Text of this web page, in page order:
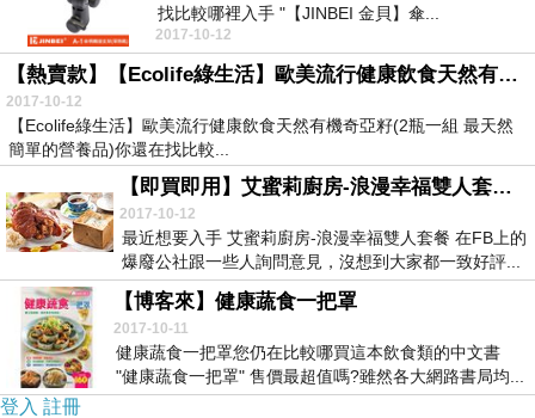
找比較哪裡入手 "【JINBEI 金貝】傘...
2017-10-12
【熱賣款】【Ecolife綠生活】歐美流行健康飲食天然有機奇亞籽(2瓶一組 最天然簡單的營養品)
2017-10-12
【Ecolife綠生活】歐美流行健康飲食天然有機奇亞籽(2瓶一組 最天然
簡單的營養品)你還在找比較...
【即買即用】艾蜜莉廚房-浪漫幸福雙人套餐◎獨家◎
2017-10-12
最近想要入手 艾蜜莉廚房-浪漫幸福雙人套餐 在FB上的
爆廢公社跟一些人詢問意見，沒想到大家都一致好評...
【博客來】健康蔬食一把罩
2017-10-11
健康蔬食一把罩您仍在比較哪買這本飲食類的中文書
"健康蔬食一把罩" 售價最超值嗎?雖然各大網路書局均...
登入 註冊